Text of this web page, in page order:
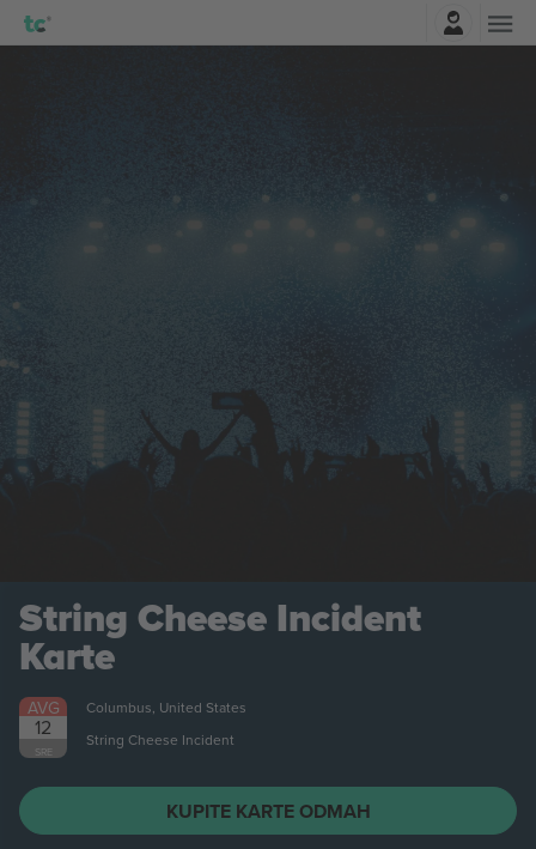
String Cheese Incident
Karte
AVG
12
SRE
Columbus, United States
String Cheese Incident
KUPITE KARTE ODMAH